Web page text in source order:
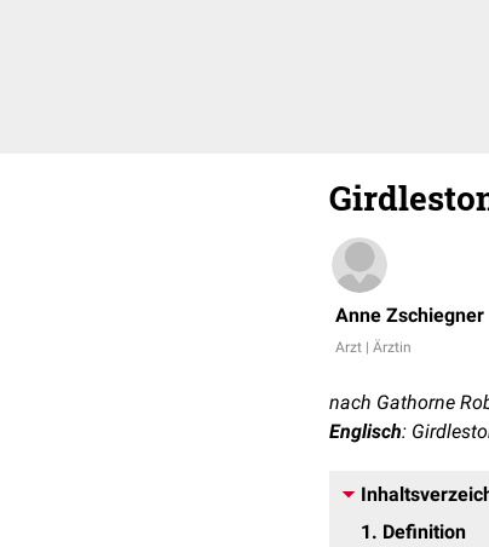
Anne Zschiegner
Arzt | Ärztin
nach Gathorne
Englisch:
1
Definition